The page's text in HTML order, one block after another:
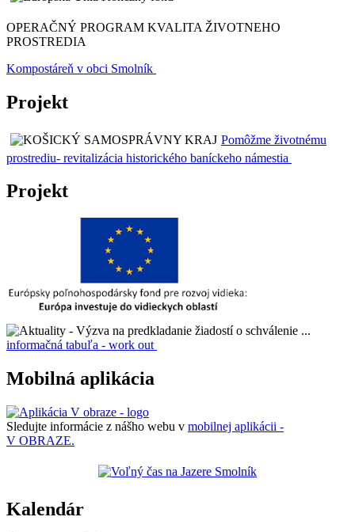
OPERAČNÝ PROGRAM KVALITA ŽIVOTNEHO
PROSTREDIA
Kompostáreň v obci Smolník
Projekt
Pomôžme životnému
prostrediu- revitalizácia historického baníckeho námestia
Projekt
informačná tabuľa - work out
Mobilná aplikácia
Sledujte informácie z nášho webu v mobilnej aplikácii -
V OBRAZE.
Kalendár